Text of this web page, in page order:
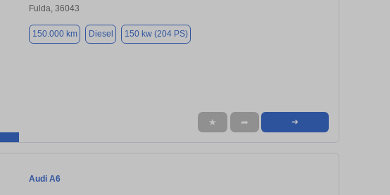
Fulda, 36043
150.000 km Diesel 150 kw (204 PS)
★ ➦ ➜
Audi A6